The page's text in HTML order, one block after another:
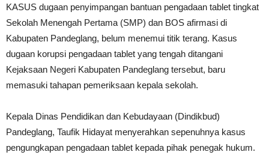
KASUS dugaan penyimpangan bantuan pengadaan tablet tingkat
Sekolah Menengah Pertama (SMP) dan BOS afirmasi di
Kabupaten Pandeglang, belum menemui titik terang. Kasus
dugaan korupsi pengadaan tablet yang tengah ditangani
Kejaksaan Negeri Kabupaten Pandeglang tersebut, baru
memasuki tahapan pemeriksaan kepala sekolah.
Kepala Dinas Pendidikan dan Kebudayaan (Dindikbud)
Pandeglang, Taufik Hidayat menyerahkan sepenuhnya kasus
pengungkapan pengadaan tablet kepada pihak penegak hukum.